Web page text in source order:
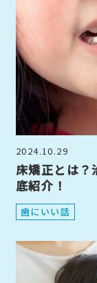
2024.10.29
床矯正とは？
底紹介！
歯にいい話